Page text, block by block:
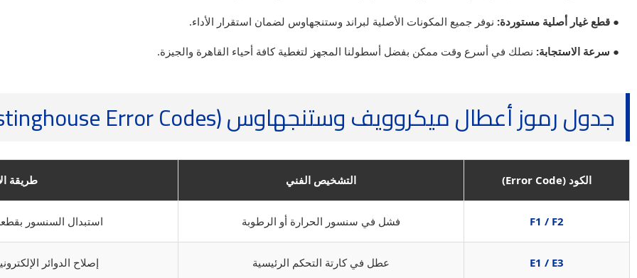
● قطع غيار أصلية مستوردة: نوفر جميع المكونات الأصلية لبراند وستنجهاوس لضمان استقرار الأداء.
● سرعة الاستجابة: نصلك في أسرع وقت ممكن بفضل أسطولنا المجهز لتغطية كافة أحياء القاهرة والجيزة.
جدول رموز أعطال ميكروويف وستنجهاوس (Westinghouse Error Codes)
الكود (Error Code) التشخيص الفني طريقة
F1 / F2 فشل في سنسور الحرارة أو الرطوبة استبدال السنسور
E1 / E3 عطل في كارتة التحكم الرئيسية إصلاح الدوائر